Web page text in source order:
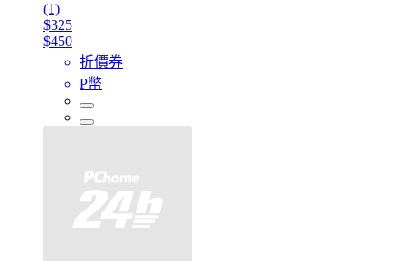
(1)
$325
$450
折價券
P幣